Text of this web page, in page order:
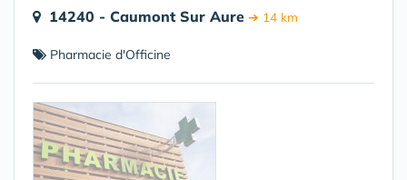
14240 - Caumont Sur Aure ➔ 14 km
Pharmacie d'Officine